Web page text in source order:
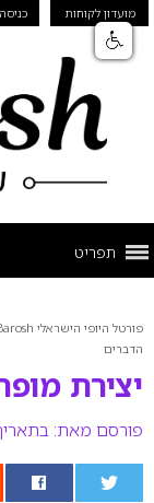
מועדון לקוחות
תפריט
פורטל היופי הישראלי Barosh
הדברים
יצירת
פורסם מאת: בתאריך: 11 אוקטובר